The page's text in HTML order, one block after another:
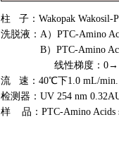
柱 子：Wakopak Wakosil-
洗脱液：A）PTC-Amino
B）PTC-Amino Acids
线性梯度：0→15
流 速：40℃下1.0
检测器：UV 254 nm
样 品：PTC-Amino Acids